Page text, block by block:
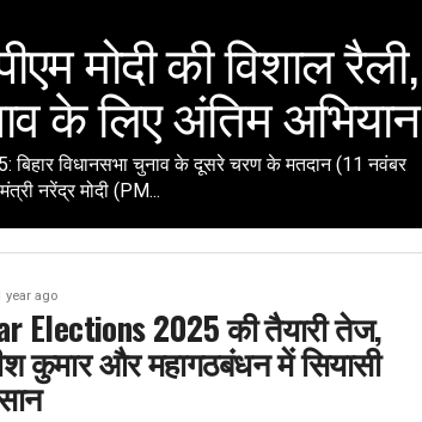
मोदी की विशाल रैली,
के लिए अंतिम अभियान
बिहार विधानसभा चुनाव के दूसरे चरण के मतदान (11 नवंबर
नरेंद्र मोदी (PM...
year ago
Elections 2025 की तैयारी तेज,
कुमार और महागठबंधन में सियासी